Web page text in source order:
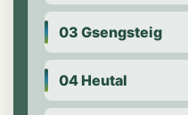
03 Gsengsteig
04 Heutal